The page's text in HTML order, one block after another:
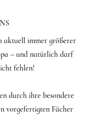
aktuell immer größerer
– und natürlich darf
fehlen!
durch ihre besondere
vorgefertigten Fächer